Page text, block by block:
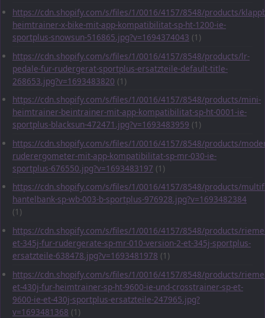
https://cdn.shopify.com/s/files/1/0016/4157/8548/products/
heimtrainer-x-bike-mit-app-kompatibilitat-sp-ht-1200-ie-
sportplus-snowsun-516865.jpg?v=1694374043 (1)
https://cdn.shopify.com/s/files/1/0016/4157/8548/products/lr-
pedale-fur-rudergerat-sportplus-ersatzteile-default-title-
268653.jpg?v=1693483820 (1)
https://cdn.shopify.com/s/files/1/0016/4157/8548/products/mini-
heimtrainer-beintrainer-mit-app-kompatibilitat-sp-ht-0001-ie-
sportplus-blacksun-472471.jpg?v=1693483959 (1)
https://cdn.shopify.com/s/files/1/0016/4157/8548/products/
ruderergometer-mit-app-kompatibilitat-sp-mr-030-ie-
sportplus-676550.jpg?v=1693483197 (1)
https://cdn.shopify.com/s/files/1/0016/4157/8548/products/
hantelbank-sp-wb-003-b-sportplus-976928.jpg?v=1693482384
(1)
https://cdn.shopify.com/s/files/1/0016/4157/8548/products/
et-345j-fur-rudergerate-sp-mr-010-version-2-et-345j-sportplus-
ersatzteile-638478.jpg?v=1693481978 (1)
https://cdn.shopify.com/s/files/1/0016/4157/8548/products/
et-430j-fur-heimtrainer-sp-ht-9600-ie-und-crosstrainer-sp-et-
9600-ie-et-430j-sportplus-ersatzteile-247965.jpg?
v=1693481368 (1)